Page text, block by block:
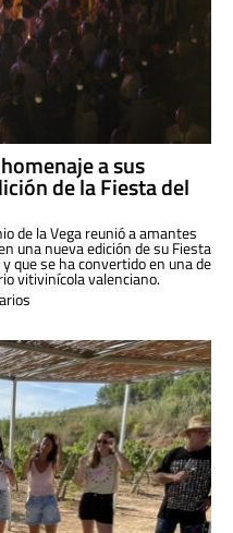
a sus
de la Fiesta del
de la Vega reunió a amantes
una nueva edición de su Fiesta
que se ha convertido en una de
vitivinícola valenciano.